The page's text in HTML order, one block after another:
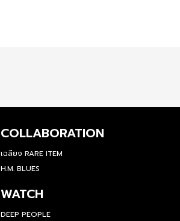
COLLABORATION
เฉลียง RARE ITEM
H.M. BLUES
WATCH
DEEP PEOPLE